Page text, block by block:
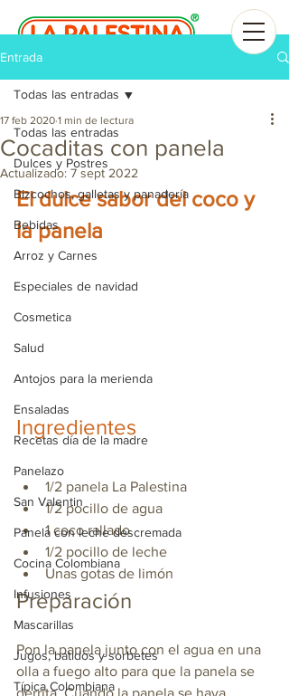
Entrada
Todas las entradas
Dulces y Postres
Bizcochos, galletas y panadería
Bebidas
Arroz y Carnes
Especiales de navidad
Cosmetica
Salud
Antojos para la merienda
Ensaladas
Recetas día de la madre
Panelazo
San Valentin
Panela con leche descremada
Cocina Colombiana
Infusiones
Mascarillas
Jugos, batidos y sorbetes
Típica Colombiana
Todas las entradas
Cocaditas con panela
17 feb 2020 1 min de lectura
Actualizado: 7 sept 2022
El dulce sabor del coco y
la panela
Ingredientes
1/2 panela La Palestina
1/2 pocillo de agua
1 coco rallado
1/2 pocillo de leche
Unas gotas de limón
Preparación
Pon la panela junto con el agua en una
olla a fuego alto para que la panela se
derrita. Cuando la panela se haya